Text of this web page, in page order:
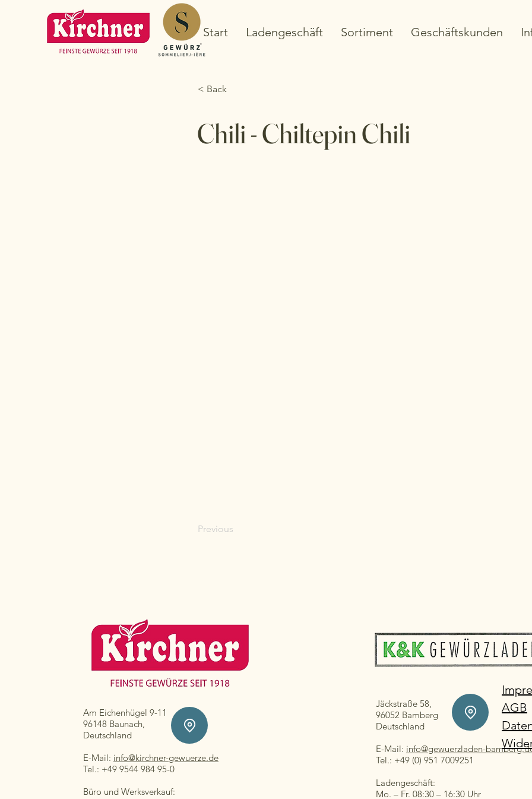
Start Ladengeschäft Sortiment Geschäftskunden
< Back
Chili - Chiltepin Chili
Previous
Am Eichenhügel 9-11
96148 Baunach,
Deutschland
E-Mail: info@kirchner-gewuerze.de
Tel.: +49 9544 984 95-0
Büro und Werksverkauf:
Jäckstraße 58,
96052 Bamberg
Deutschland
E-Mail: info@gewuerzladen-
Tel.: +49 (0) 951 7009251
Ladengeschäft:
Mo. – Fr. 08:30 – 16:30 Uhr
AGB